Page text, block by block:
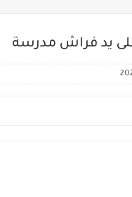
يد فراش مدرسة